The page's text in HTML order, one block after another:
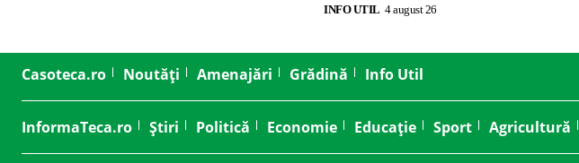
INFO UTIL 4 august 26
Casoteca.ro Noutăți Amenajări Grădină Info Util
InformaTeca.ro Știri Politică Economie Educație Sport Agricultură